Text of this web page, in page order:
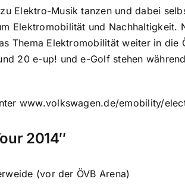
Elektro-Musik tanzen und dabei
Elektromobilität und
Thema Elektromobilität weiter in
20 e-up! und e-Golf stehen
www.volkswagen.de/emobility/
2014″
(vor der ÖVB Arena)